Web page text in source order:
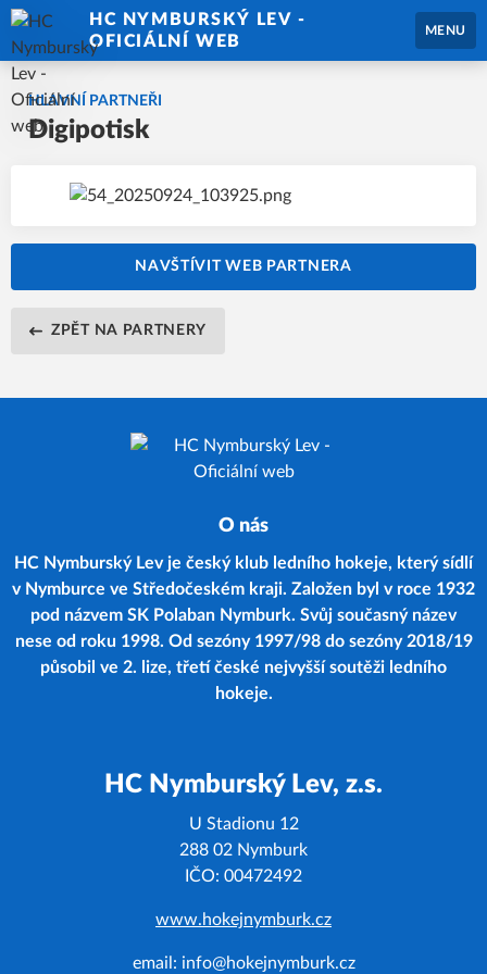
HC NYMBURSKÝ LEV -
OFICIÁLNÍ WEB
MENU
HLAVNÍ PARTNEŘI
Digipotisk
NAVŠTÍVIT WEB PARTNERA
ZPĚT NA PARTNERY
O nás
HC Nymburský Lev je český klub ledního hokeje, který sídlí
v Nymburce ve Středočeském kraji. Založen byl v roce 1932
pod názvem SK Polaban Nymburk. Svůj současný název
nese od roku 1998. Od sezóny 1997/98 do sezóny 2018/19
působil ve 2. lize, třetí české nejvyšší soutěži ledního
hokeje.
HC Nymburský Lev, z.s.
U Stadionu 12
288 02 Nymburk
IČO: 00472492
www.hokejnymburk.cz
email: info@hokejnymburk.cz